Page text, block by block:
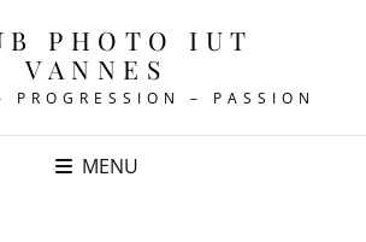
PHOTO IUT
VANNES
PROGRESSION – PASSION
MENU